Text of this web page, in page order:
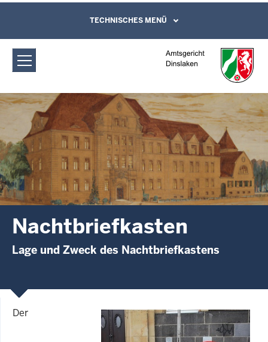
Amtsgericht Dinslaken:
Nachtbriefkasten
Direkt zum Inhalt
Leichte Sprache, Gebärdensprachenvideo
und Kontaktformular
TECHNISCHES MENÜ
Nachtbriefkasten
Lage und Zweck des Nachtbriefkastens
Der